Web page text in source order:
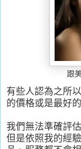
跟
有些人認為之所
的價格或是最好
我們無法準確評
但是依照我的經